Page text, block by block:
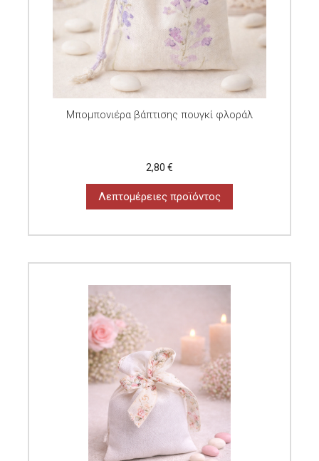
Μπομπονιέρα βάπτισης πουγκί φλοράλ
2,80 €
Λεπτομέρειες προϊόντος